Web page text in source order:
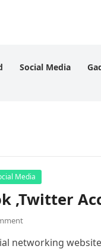
Social Media
Media
,Twitter
networking